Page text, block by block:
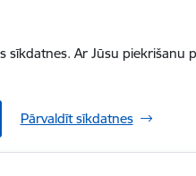
Ar Jūsu
Pārvaldīt sīkdatnes